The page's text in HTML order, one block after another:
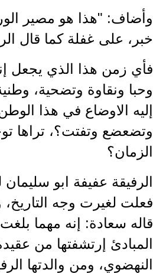
وأضاف: "هذا هو مصير
خبر، على غفلة كما قال
فأي زمن هذا الذي يجعل
وحبا ونقاوة وتضحية،
إليه الاوضاع في هذا
وتضعضع وتفتت؟، تراها
الزمان؟
الرفيقة عفيفة ابو
فعلت لغيرت وجه التاريخ،
قاله سعادة: إنه مهما بلغت
المبادئ إرتشفتها من
النهضوي، ومن والدتها